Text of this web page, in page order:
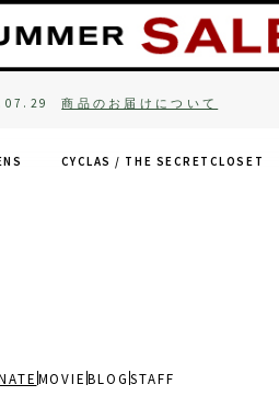
商品のお届けについて
CYCLAS / THE SECRETCLOSET
MOVIE BLOG STAFF